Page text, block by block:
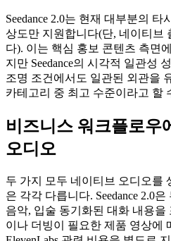
Seedance 2.0는 현재 대부분의 타
상도만 지원합니다(단, 네이티브
다). 이는 핵심 홍보 콘텐츠 측면
지만 Seedance의 시각적 일관성
조명 조건에서도 일관된 외관을
카테고리 중 최고 수준이라고 할
비즈니스 워크플로우
오디오
두 가지 모두 네이티브 오디오를
은 각각 다릅니다. Seedance 2.0
음악, 입술 동기화된 대화 내용을
이나 더빙이 필요한 제품 영상에